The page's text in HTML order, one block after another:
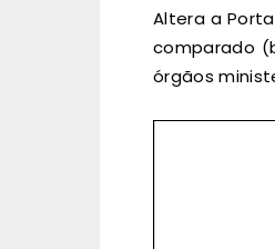
Altera a
comparado
órgãos